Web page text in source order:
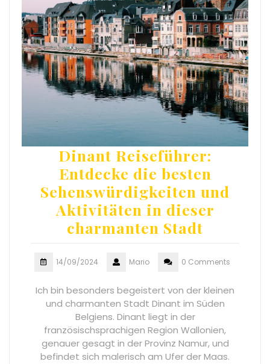
Dinant Reiseführer:
Entdecke die besten
Sehenswürdigkeiten und
Aktivitäten in dieser
charmanten Stadt
14/09/2024 Mario 0 Comments
Ich bin besonders begeistert von der kleinen
und charmanten Stadt Dinant im Süden
Belgiens. Dinant liegt in der
französischsprachigen Region Wallonien,
genauer gesagt in der Provinz Namur, und
befindet sich malerisch am Ufer der Maas.